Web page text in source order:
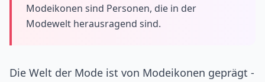
Modeikonen sind Personen, die in der
Modewelt herausragend sind.
Die Welt der Mode ist von Modeikonen geprägt -